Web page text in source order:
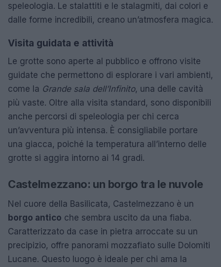
speleologia. Le stalattiti e le stalagmiti, dai colori e
dalle forme incredibili, creano un’atmosfera magica.
Visita guidata e attività
Le grotte sono aperte al pubblico e offrono visite
guidate che permettono di esplorare i vari ambienti,
come la Grande sala dell’Infinito, una delle cavità
più vaste. Oltre alla visita standard, sono disponibili
anche percorsi di speleologia per chi cerca
un’avventura più intensa. È consigliabile portare
una giacca, poiché la temperatura all’interno delle
grotte si aggira intorno ai 14 gradi.
Castelmezzano: un borgo tra le nuvole
Nel cuore della Basilicata, Castelmezzano è un
borgo antico che sembra uscito da una fiaba.
Caratterizzato da case in pietra arroccate su un
precipizio, offre panorami mozzafiato sulle Dolomiti
Lucane. Questo luogo è ideale per chi ama la